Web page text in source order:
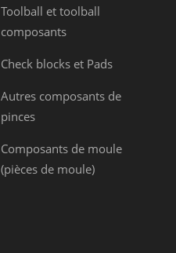
Toolball et toolball
composants
Check blocks et Pads
Autres composants de
pinces
Composants de moule
(pièces de moule)